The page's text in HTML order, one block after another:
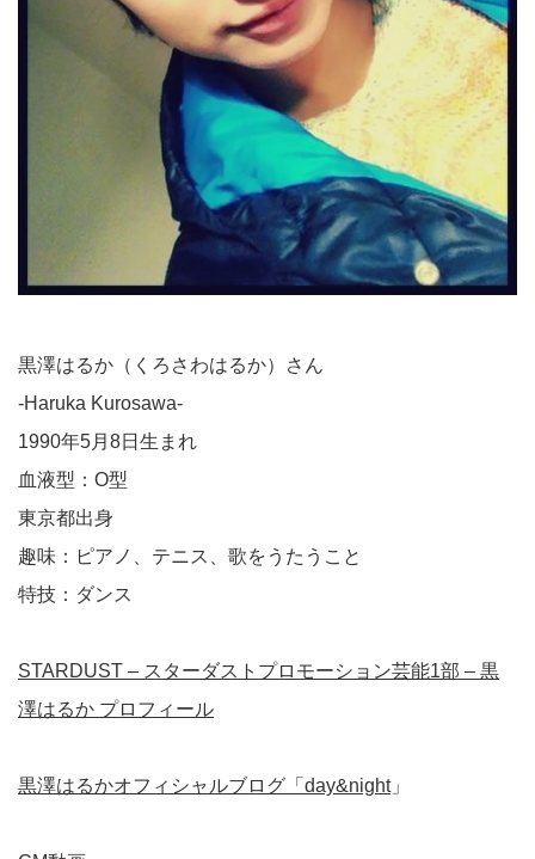
黒澤はるか（くろさわはるか）さん
-Haruka Kurosawa-
1990年5月8日生まれ
血液型：O型
東京都出身
趣味：ピアノ、テニス、歌をうたうこと
特技：ダンス
STARDUST – スターダストプロモーション芸能1部 – 黒
澤はるか プロフィール
黒澤はるかオフィシャルブログ「day&night」